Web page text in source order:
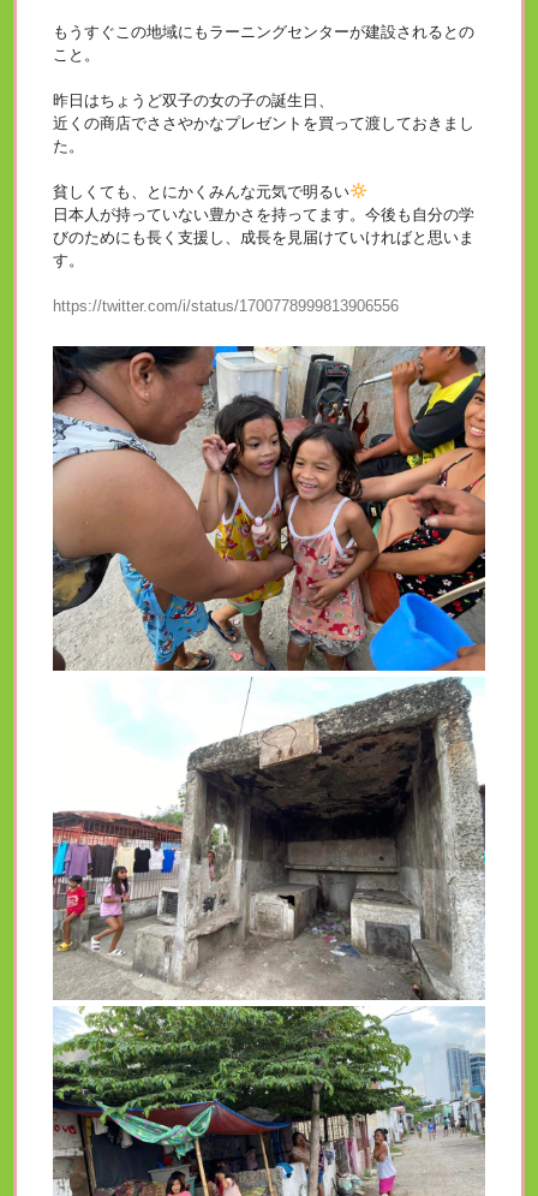
もうすぐこの地域にもラーニングセンターが建設されるとの
こと。
昨日はちょうど双子の女の子の誕生日、
近くの商店でささやかなプレゼントを買って渡しておきまし
た。
貧しくても、とにかくみんな元気で明るい
日本人が持っていない豊かさを持ってます。今後も自分の学
びのためにも長く支援し、成長を見届けていければと思いま
す。
https://twitter.com/i/status/1700778999813906556